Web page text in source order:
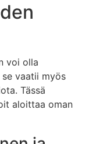
voi olla
vaatii myös
Tässä
aloittaa oman